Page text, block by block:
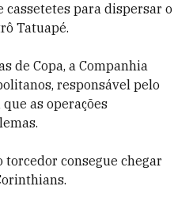
cassetetes para dispersar o
Tatuapé.
de Copa, a Companhia
responsável pelo
as operações
torcedor consegue chegar